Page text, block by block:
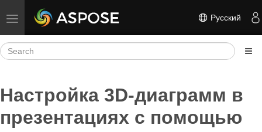
Toggle navigation Русский
Настройка 3D‑диаграмм в
презентациях с помощью